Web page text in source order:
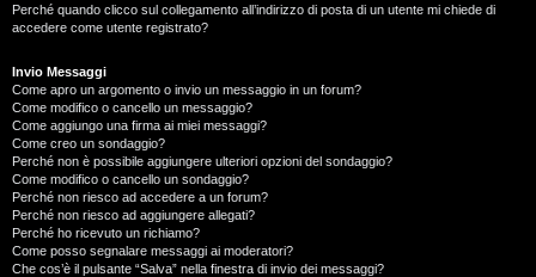
Perché quando clicco sul collegamento all’indirizzo di posta di un utente mi chiede di
accedere come utente registrato?
Invio Messaggi
Come apro un argomento o invio un messaggio in un forum?
Come modifico o cancello un messaggio?
Come aggiungo una firma ai miei messaggi?
Come creo un sondaggio?
Perché non è possibile aggiungere ulteriori opzioni del sondaggio?
Come modifico o cancello un sondaggio?
Perché non riesco ad accedere a un forum?
Perché non riesco ad aggiungere allegati?
Perché ho ricevuto un richiamo?
Come posso segnalare messaggi ai moderatori?
Che cos’è il pulsante “Salva” nella finestra di invio dei messaggi?